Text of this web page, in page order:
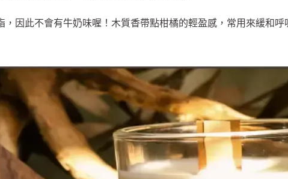
因此不會有牛奶味喔！木質香帶點柑橘的輕盈感，常用來緩和呼